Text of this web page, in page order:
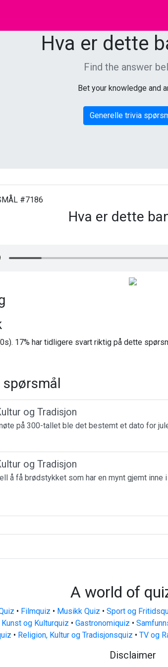
Hva er dette
Find the answer
Bet your knowledge and
Generelle trivia
#7186
Hva er dette
17% har tidligere svart riktig på dette
spørsmål
og Tradisjon
på 300-tallet ble det bestemt et dato for
og Tradisjon
å få brødstykket som har en mynt gjemt inne
A world of
• Filmquiz • Musikk Quiz • Sport og
Kunst og Kulturquiz • Gastronomiquiz •
• Religion, Kultur og Tradisjonsquiz • TV og
Disclaimer